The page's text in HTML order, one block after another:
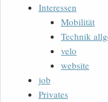
Interessen
Mobilität
Technik
velo
website
job
Privates